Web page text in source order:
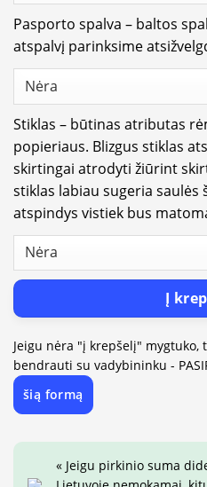
Pasporto spalva – baltos
atspalvį parinksime
Stiklas – būtinas atributas
popieriaus. Blizgus stiklas
skirtingai atrodyti žiūrint
stiklas labiau sugeria saulės
atspindys vistiek bus
Į
Jeigu nėra "į krepšelį"
bendrauti su vadybininku -
šią formą
« Jeigu pirkinio suma